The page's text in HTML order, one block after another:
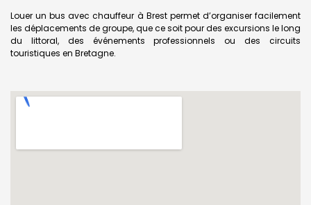
Louer un bus avec chauffeur à Brest permet d’organiser facilement
les déplacements de groupe, que ce soit pour des excursions le long
du littoral, des événements professionnels ou des circuits
touristiques en Bretagne.